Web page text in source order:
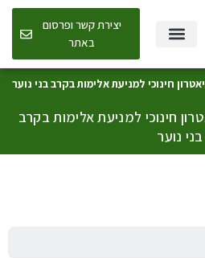
יצירת קשר ופרסום
באתר
חינוכי למניעת אלימות בקרב בני נוער
חינוכי למניעת אלימות בקרב
בני נוער